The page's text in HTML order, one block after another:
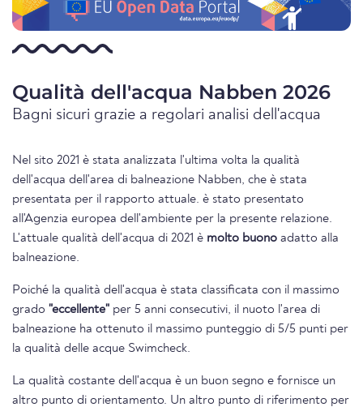
Qualità dell'acqua Nabben 2026
Bagni sicuri grazie a regolari analisi dell'acqua
Nel sito 2021 è stata analizzata l'ultima volta la qualità
dell'acqua dell'area di balneazione Nabben, che è stata
presentata per il rapporto attuale. è stato presentato
all'Agenzia europea dell'ambiente per la presente relazione.
L'attuale qualità dell'acqua di 2021 è molto buono adatto alla
balneazione.
Poiché la qualità dell'acqua è stata classificata con il massimo
grado "eccellente" per 5 anni consecutivi, il nuoto l'area di
balneazione ha ottenuto il massimo punteggio di 5/5 punti per
la qualità delle acque Swimcheck.
La qualità costante dell'acqua è un buon segno e fornisce un
altro punto di orientamento. Un altro punto di riferimento per